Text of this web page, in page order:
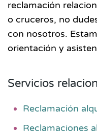
reclamación
o cruceros, no
con nosotros.
orientación y
Servicios
Reclamación
Reclamaciones